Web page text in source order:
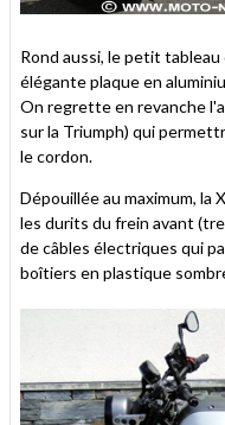
Rond aussi, le petit
élégante plaque en
On regrette en revanche
sur la Triumph) qui
le cordon.
Dépouillée au maximum, la
les durits du frein avant
de câbles électriques qui
boîtiers en plastique